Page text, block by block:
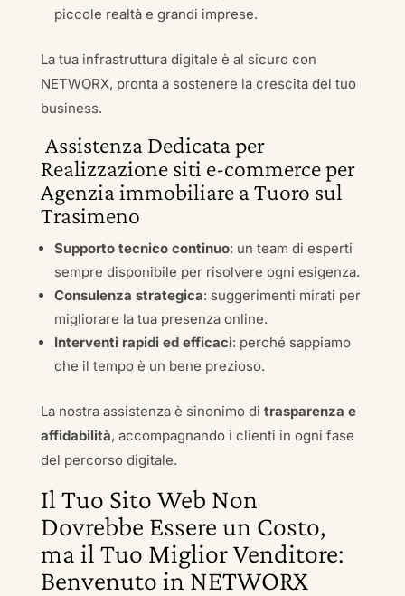
piccole realtà e grandi imprese.
La tua infrastruttura digitale è al sicuro con
NETWORX, pronta a sostenere la crescita del tuo
business.
Assistenza Dedicata per
Realizzazione siti e-commerce per
Agenzia immobiliare a Tuoro sul
Trasimeno
Supporto tecnico continuo: un team di esperti
sempre disponibile per risolvere ogni esigenza.
Consulenza strategica: suggerimenti mirati per
migliorare la tua presenza online.
Interventi rapidi ed efficaci: perché sappiamo
che il tempo è un bene prezioso.
La nostra assistenza è sinonimo di trasparenza e
affidabilità, accompagnando i clienti in ogni fase
del percorso digitale.
Il Tuo Sito Web Non
Dovrebbe Essere un Costo,
ma il Tuo Miglior Venditore:
Benvenuto in NETWORX